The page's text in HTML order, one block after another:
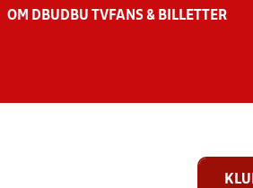
OM DBU DBU TV FANS & BILLETTER